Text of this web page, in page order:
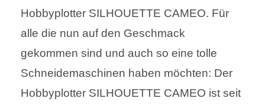
Hobbyplotter SILHOUETTE CAMEO. Für
alle die nun auf den Geschmack
gekommen sind und auch so eine tolle
Schneidemaschinen haben möchten: Der
Hobbyplotter SILHOUETTE CAMEO ist seit